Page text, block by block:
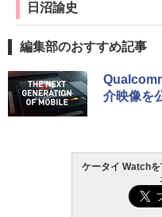
日沼諭史
編集部のおすすめ記事
介映像を
ケータイ Watch